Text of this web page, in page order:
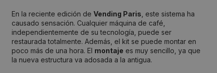
En la reciente edición de Vending Paris , este sistema ha
causado sensación. Cualquier máquina de café,
independientemente de su tecnología, puede ser
restaurada totalmente. Además, el kit se puede montar en
poco más de una hora. El montaje es muy sencillo, ya que
la nueva estructura va adosada a la antigua.